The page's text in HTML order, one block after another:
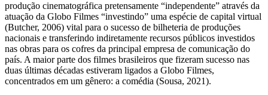
produção cinematográfica pretensamente “independente” através da
atuação da Globo Filmes “investindo” uma espécie de capital virtual
(Butcher, 2006) vital para o sucesso de bilheteria de produções
nacionais e transferindo indiretamente recursos públicos investidos
nas obras para os cofres da principal empresa de comunicação do
país. A maior parte dos filmes brasileiros que fizeram sucesso nas
duas últimas décadas estiveram ligados a Globo Filmes,
concentrados em um gênero: a comédia (Sousa, 2021).